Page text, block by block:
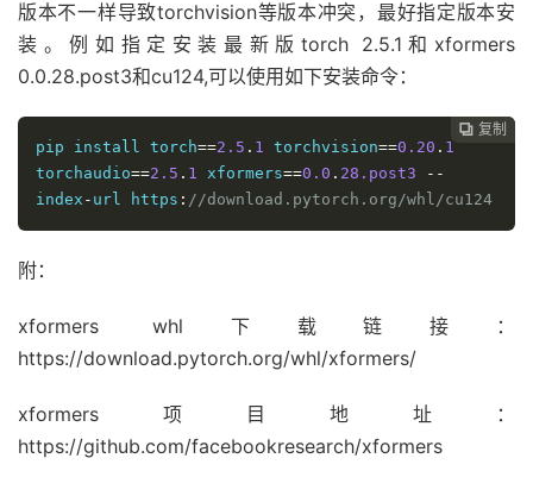
版本不一样导致torchvision等版本冲突，最好指定版本安
装。例如指定安装最新版torch 2.5.1和xformers
0.0.28.post3和cu124,可以使用如下安装命令：
 复制
pip install torch==2.5 . 1 torchvision==0.20 . 1
torchaudio==2.5 . 1 xformers==0.0 . 28.post3
--
index - url https : //download.pytorch.org/whl/cu124
附：
xformers whl下载链接：
https://download.pytorch.org/whl/xformers/
xformers项目地址：
https://github.com/facebookresearch/xformers